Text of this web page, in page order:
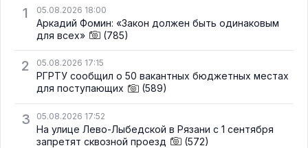
1
05.08.2026 18:00
Аркадий Фомин: «Закон должен быть одинаковым
для всех»
(785)
2 05.08.2026 17:15
РГРТУ сообщил о 50 вакантных бюджетных местах
для поступающих
(589)
3 05.08.2026 17:52
На улице Лево-Лыбедской в Рязани с 1 сентября
запретят сквозной проезд
(572)